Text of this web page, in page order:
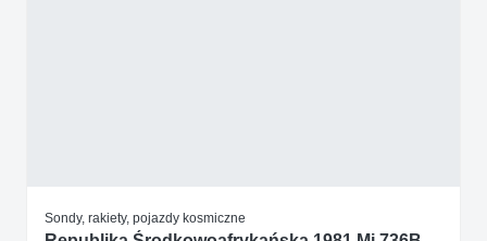
Sondy, rakiety, pojazdy kosmiczne